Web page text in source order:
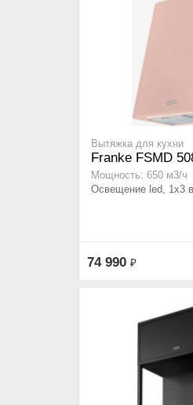
Вытяжка для кухни
Franke FSMD
Мощность: 650 м3/ч
Освещение led, 1x3
74 990 ₽